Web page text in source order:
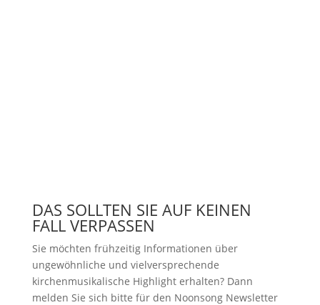
DAS SOLLTEN SIE AUF KEINEN
FALL VERPASSEN
Sie möchten frühzeitig Informationen über
ungewöhnliche und vielversprechende
kirchenmusikalische Highlight erhalten? Dann
melden Sie sich bitte für den Noonsong Newsletter